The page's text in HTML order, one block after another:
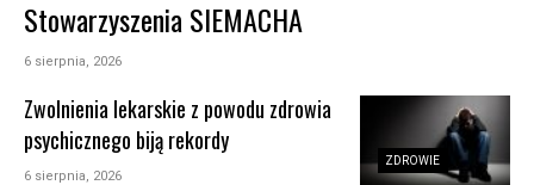
Stowarzyszenia SIEMACHA
6 sierpnia, 2026
ZDROWIE
Zwolnienia lekarskie z powodu zdrowia
psychicznego biją rekordy
6 sierpnia, 2026